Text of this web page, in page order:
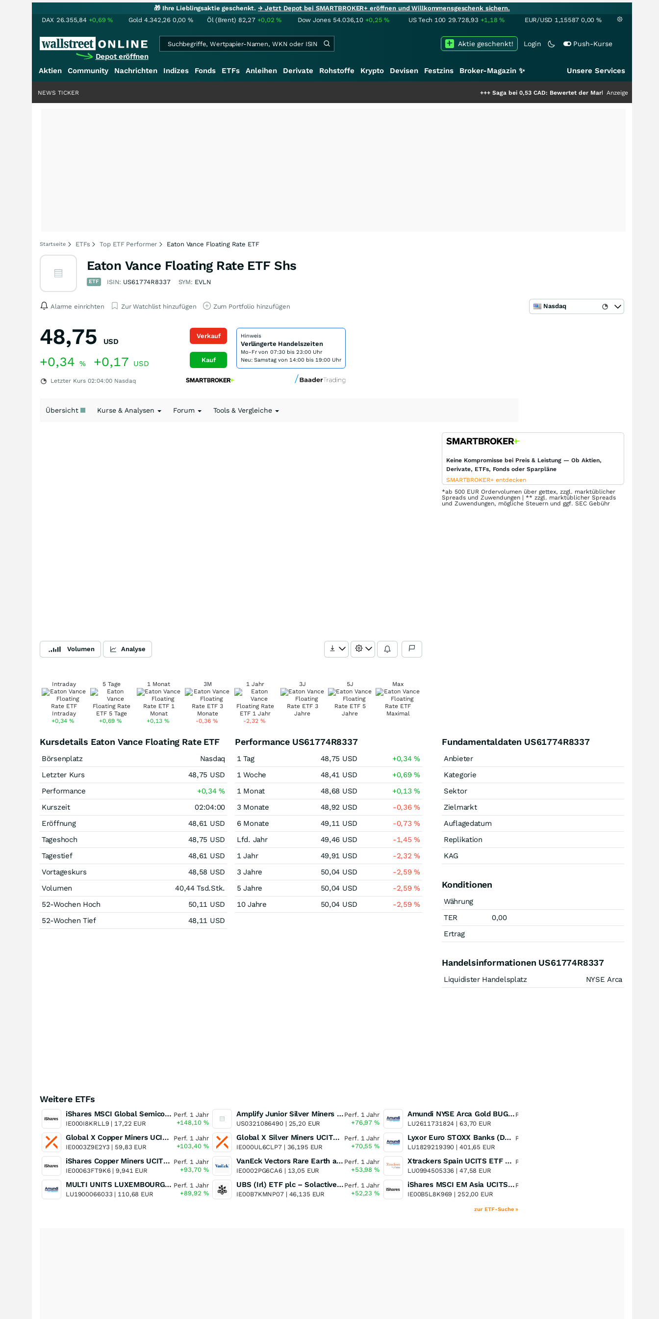
🎁 Ihre Lieblingsaktie geschenkt.→ Jetzt Depot bei SMARTBROKER+ eröffnen und Willkommensgeschenk sichern.
DAX 26.355,84 +0,69% Gold 4.342,26 0,00 % Öl (Brent) 82,27 +0,02% Dow Jones 54.036,10 +0,25% US Tech 100 29.728,93 +1,18% EUR/USD 1,15587 0,00 %
Depot eröffnen
Login Push-Kurse
Aktie geschenkt!
Aktien Community Nachrichten Indizes Fonds ETFs Anleihen Derivate Rohstoffe Krypto Devisen Festzins Broker-Magazin ✨ Unsere Services
Saga bei 0,53 CAD: Bewertet der Markt noch immer nur die Hälfte
Anzeige
NEWS TICKER
Startseite ETFs Top ETF Performer Eaton Vance Floating Rate ETF
Eaton Vance Floating Rate ETF Shs
ETF ISIN: US61774R8337 SYM: EVLN
Alarme einrichten Zur Watchlist hinzufügen Zum Portfolio hinzufügen Nasdaq
48,75 USD
+0,34 % +0,17 USD
Letzter Kurs 02:04:00 Nasdaq
Verkauf
Kauf
Hinweis
Verlängerte Handelszeiten
Mo-Fr von 07:30 bis 23:00 Uhr
Neu: Samstag von 14:00 bis 19:00 Uhr
Übersicht Kurse & Analysen Forum Tools & Vergleiche
Volumen Analyse
Intraday
+0,34%
5 Tage
+0,69%
1 Monat
+0,13 %
3M
-0,36 %
1 Jahr
-2,32%
3J 5J Max
Keine Kompromisse bei Preis & Leistung — Ob Aktien,
Derivate, ETFs, Fonds oder Sparpläne
SMARTBROKER+ entdecken
*ab 500 EUR Ordervolumen über gettex, zzgl. marktüblicher
Spreads und Zuwendungen | ** zzgl. marktüblicher Spreads
und Zuwendungen, mögliche Steuern und ggf. SEC Gebühr
Kursdetails Eaton Vance Floating Rate ETF
Börsenplatz
Nasdaq
Letzter Kurs
48,75 USD
Performance
+0,34%
Kurszeit
02:04:00
Eröffnung
48,61 USD
Tageshoch
48,75 USD
Tagestief
48,61 USD
Vortageskurs
48,58 USD
Volumen
40,44 Tsd.Stk.
52-Wochen Hoch
50,11 USD
52-Wochen Tief
48,11 USD
Performance US61774R8337
1 Tag 48,75 USD +0,34%
1 Woche
48,41 USD +0,69%
1 Monat
48,68 USD +0,13%
3 Monate
48,92 USD -0,36%
6 Monate
49,11 USD -0,73%
Lfd. Jahr
49,46 USD -1,45%
1 Jahr
49,91 USD -2,32%
3 Jahre
50,04 USD -2,59%
5 Jahre
50,04 USD -2,59%
10 Jahre
50,04 USD -2,59%
Fundamentaldaten US61774R8337
Anbieter
Kategorie
Sektor
Zielmarkt
Auflagedatum
Replikation
KAG
Konditionen
Währung
TER
0,00
Ertrag
Handelsinformationen US61774R8337
Liquidister Handelsplatz NYSE Arca
Weitere ETFs
iShares MSCI Global Semiconductors UCITS ETF USD (Acc)
IE000I8KRLL9 | 17,22 EUR
Perf. 1 Jahr
+148,10 %
Global X Copper Miners UCITS ETF USD Acc
IE0003Z9E2Y3 | 59,83 EUR
Perf. 1 Jahr
+103,40 %
iShares Copper Miners UCITS ETF
IE00063FT9K6 |9,941 EUR
Perf. 1 Jahr
+93,70 %
MULTI UNITS LUXEMBOURG - Lyxor MSCI Semiconductors ESG Filtered
LU1900066033 | 110,68 EUR
Perf. 1 Jahr
+89,92 %
Amplify Junior Silver Miners ETF Junior Silver Miners ETF
US0321086490 | 25,20 EUR
Perf. 1 Jahr
+76,97%
Global X Silver Miners UCITS ETF
IE000UL6CLP7 | 36,195 EUR
Perf. 1 Jahr
+70,55%
VanEck Vectors Rare Earth and Strategic Metals UCITS ETF
IE0002PG6CA6 | 13,05 EUR
Perf. 1 Jahr
+53,98%
UBS (Irl) ETF plc – Solactive Global Pure Gold Miners UCITS ETF - A Dis USD o.N.
IE00B7KMNP07 | 46,135 EUR
Perf. 1 Jahr
+52,23%
Amundi NYSE Arca Gold BUGS UCITS ETF Dist
LU2611731824 | 63,70 EUR
Perf. 1 Jahr
Lyxor Euro STOXX Banks (DR) UCITS ETF- Acc
LU1829219390 | 401,65 EUR
Perf. 1 Jahr
Xtrackers Spain UCITS ETF Distribution
LU0994505336 | 47,58 EUR
Perf. 1 Jahr
iShares MSCI EM Asia UCITS ETF
IE00B5L8K969 | 252,00 EUR
Perf. 1 Jahr
zur ETF-Suche »